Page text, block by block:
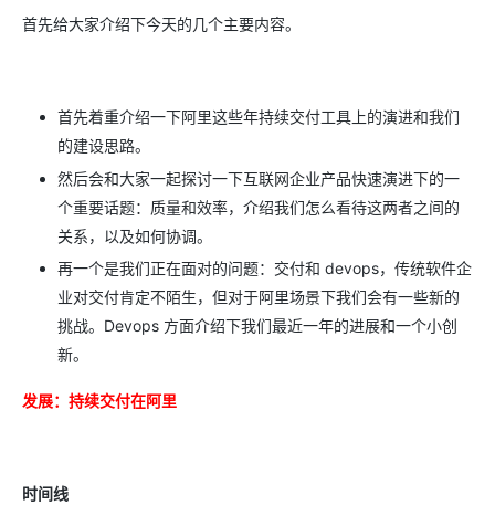
首先给大家介绍下今天的几个主要内容。
首先着重介绍一下阿里这些年持续交付工具上的演进和我们
的建设思路。
然后会和大家一起探讨一下互联网企业产品快速演进下的一
个重要话题：质量和效率，介绍我们怎么看待这两者之间的
关系，以及如何协调。
再一个是我们正在面对的问题：交付和 devops，传统软件企
业对交付肯定不陌生，但对于阿里场景下我们会有一些新的
挑战。Devops 方面介绍下我们最近一年的进展和一个小创
新。
发展：持续交付在阿里
时间线